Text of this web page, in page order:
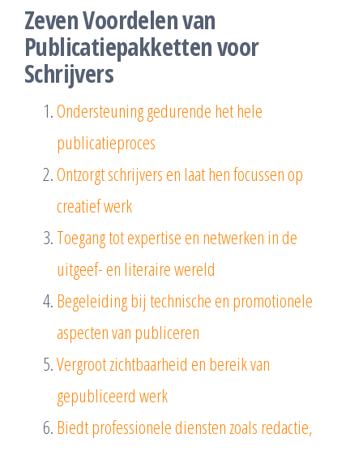
Zeven Voordelen van
Publicatiepakketten voor
Schrijvers
Ondersteuning gedurende het hele
publicatieproces
Ontzorgt schrijvers en laat hen focussen op
creatief werk
Toegang tot expertise en netwerken in de
uitgeef- en literaire wereld
Begeleiding bij technische en promotionele
aspecten van publiceren
Vergroot zichtbaarheid en bereik van
gepubliceerd werk
Biedt professionele diensten zoals redactie,